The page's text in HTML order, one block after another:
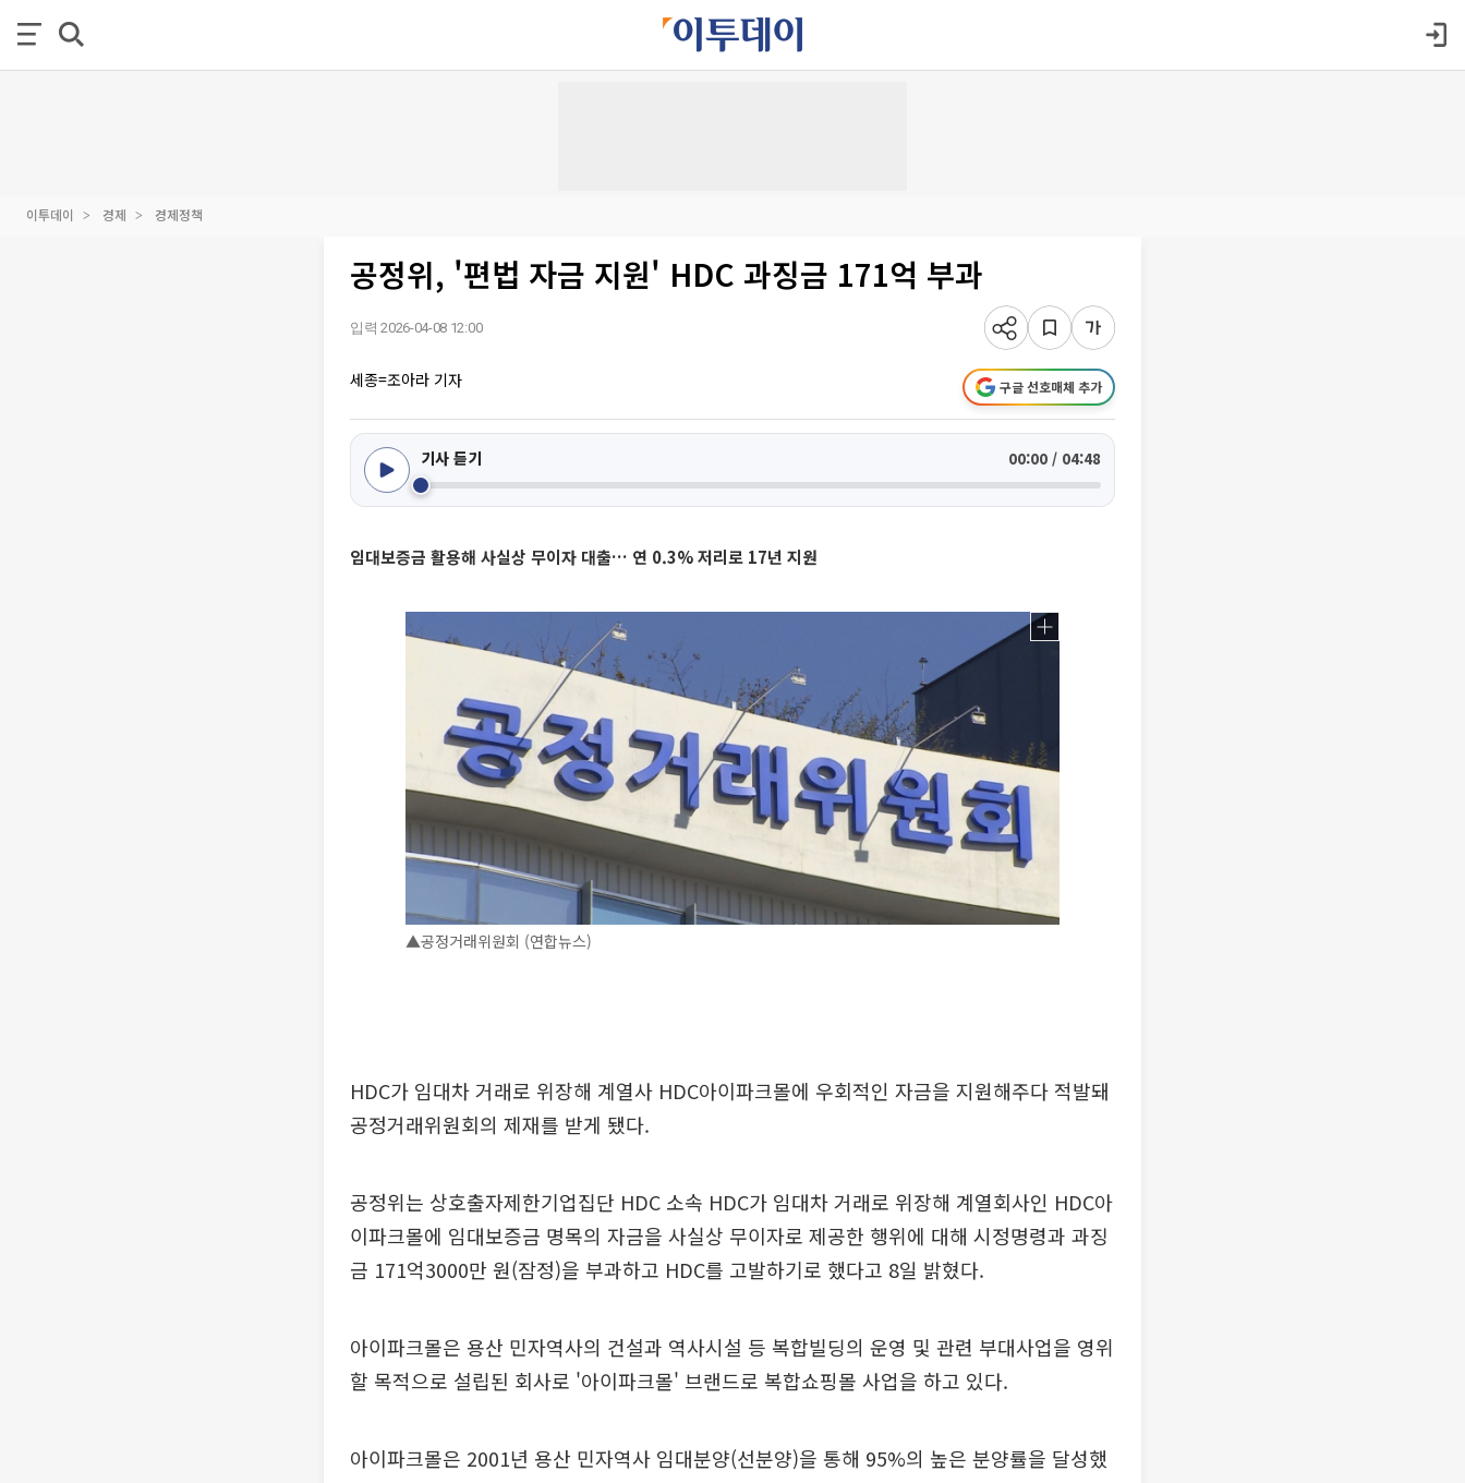
이투데이 경제 경제정책
공정위, '편법 자금 지원' HDC 과징금 171억 부과
입력 2026-04-08 12:00
세종=조아라 기자 구글 선호매체 추가
기사 듣기 00:00 / 04:48
임대보증금 활용해 사실상 무이자 대출… 연 0.3% 저리로 17년 지원
▲공정거래위원회 (연합뉴스)
HDC가 임대차 거래로 위장해 계열사 HDC아이파크몰에 우회적인 자금을 지원해주다 적발돼
공정거래위원회의 제재를 받게 됐다.
공정위는 상호출자제한기업집단 HDC 소속 HDC가 임대차 거래로 위장해 계열회사인 HDC아
이파크몰에 임대보증금 명목의 자금을 사실상 무이자로 제공한 행위에 대해 시정명령과 과징
금 171억3000만 원(잠정)을 부과하고 HDC를 고발하기로 했다고 8일 밝혔다.
아이파크몰은 용산 민자역사의 건설과 역사시설 등 복합빌딩의 운영 및 관련 부대사업을 영위
할 목적으로 설립된 회사로 '아이파크몰' 브랜드로 복합쇼핑몰 사업을 하고 있다.
아이파크몰은 2001년 용산 민자역사 임대분양(선분양)을 통해 95%의 높은 분양률을 달성했